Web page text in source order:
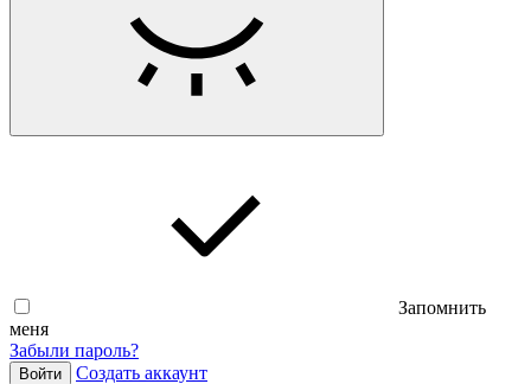
Запомнить
меня
Забыли пароль?
Войти Cоздать аккаунт